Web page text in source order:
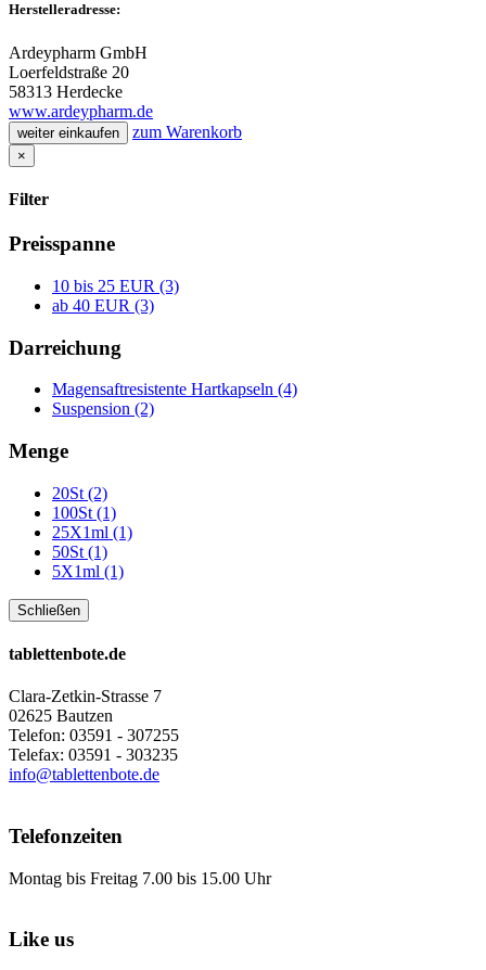
Herstelleradresse:
Ardeypharm GmbH
Loerfeldstraße 20
58313 Herdecke
www.ardeypharm.de
weiter einkaufen zum Warenkorb
×
Filter
Preisspanne
10 bis 25 EUR (3)
ab 40 EUR (3)
Darreichung
Magensaftresistente Hartkapseln (4)
Suspension (2)
Menge
20St (2)
100St (1)
25X1ml (1)
50St (1)
5X1ml (1)
Schließen
tablettenbote.de
Clara-Zetkin-Strasse 7
02625 Bautzen
Telefon: 03591 - 307255
Telefax: 03591 - 303235
info@tablettenbote.de
Telefonzeiten
Montag bis Freitag 7.00 bis 15.00 Uhr
Like us